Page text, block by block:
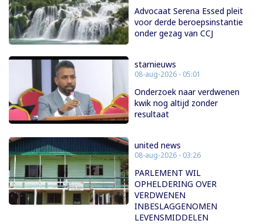
Advocaat Serena Essed pleit
voor derde beroepsinstantie
onder gezag van CCJ
starnieuws
08-aug-2026 - 05:01
Onderzoek naar verdwenen
kwik nog altijd zonder
resultaat
united news
08-aug-2026 - 03:26
PARLEMENT WIL
OPHELDERING OVER
VERDWENEN
INBESLAGGENOMEN
LEVENSMIDDELEN